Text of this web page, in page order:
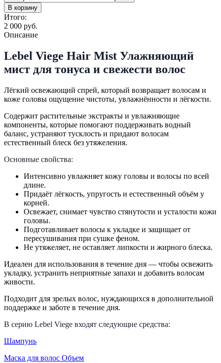
В корзину
Итого:
2 000 руб.
Описание
Lebel Viege Hair Mist Улажняющий
мист для тонуса и свежести волос
Лёгкий освежающий спрей, который возвращает волосам и
коже головы ощущение чистоты, увлажнённости и лёгкости.
Содержит растительные экстракты и увлажняющие
компоненты, которые помогают поддерживать водный
баланс, устраняют тусклость и придают волосам
естественный блеск без утяжеления.
Основные свойства:
Интенсивно увлажняет кожу головы и волосы по всей
длине.
Придаёт лёгкость, упругость и естественный объём у
корней.
Освежает, снимает чувство стянутости и усталости кожи
головы.
Подготавливает волосы к укладке и защищает от
пересушивания при сушке феном.
Не утяжеляет, не оставляет липкости и жирного блеска.
Идеален для использования в течение дня — чтобы освежить
укладку, устранить неприятные запахи и добавить волосам
живости.
Подходит для зрелых волос, нуждающихся в дополнительной
поддержке и заботе в течение дня.
В серию Lebel Viege входят следующие средства:
Шампунь
Маска для волос Объем